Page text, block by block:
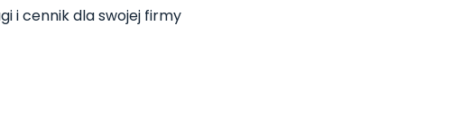
i cennik dla swojej firmy